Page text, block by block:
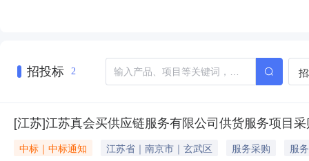
招投标 2
[江苏]江苏真会买供应链服务有限公司供货服务项目
中标｜中标通知 江苏省｜南京市｜玄武区 服务采购
服务